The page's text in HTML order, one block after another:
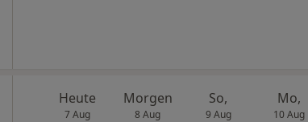
Heute
7 Aug
Morgen
8 Aug
So,
9 Aug
Mo,
10 Aug